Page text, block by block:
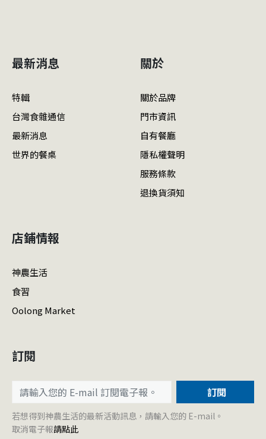
最新消息
特輯
台灣食雜通信
最新消息
世界的餐桌
關於
關於品牌
門市資訊
自有餐廳
隱私權聲明
服務條款
退換貨須知
店鋪情報
神農生活
食習
Oolong Market
訂閱
訂閱
若想得到神農生活的最新活動訊息，請輸入您的 E-mail。
取消電子報請點此